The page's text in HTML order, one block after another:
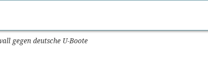
gegen deutsche U-Boote